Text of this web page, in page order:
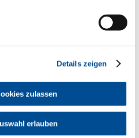
Details zeigen
zulassen
erlauben